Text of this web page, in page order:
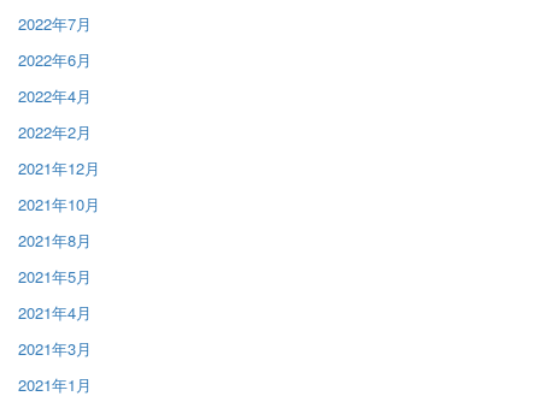
2022年7月
2022年6月
2022年4月
2022年2月
2021年12月
2021年10月
2021年8月
2021年5月
2021年4月
2021年3月
2021年1月